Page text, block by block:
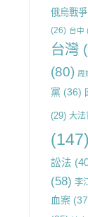
俄烏戰爭
(26) 台中
台灣
(80) 周
黨 (36)
(29) 大法
(147)
訟法
(58) 李
血案